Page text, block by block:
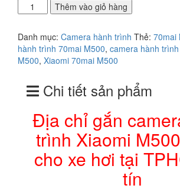
chỉ
camera
hành
trình
M500
64Gb
TPHCM
Thêm vào giỏ hàng
Danh mục: Camera hành trình Thẻ: 70mai
hành trình 70mai M500, camera hành
M500, Xiaomi 70mai M500
Chi tiết sản phẩm
Địa chỉ gắn
trình Xiaomi
cho xe hơi tại
tín